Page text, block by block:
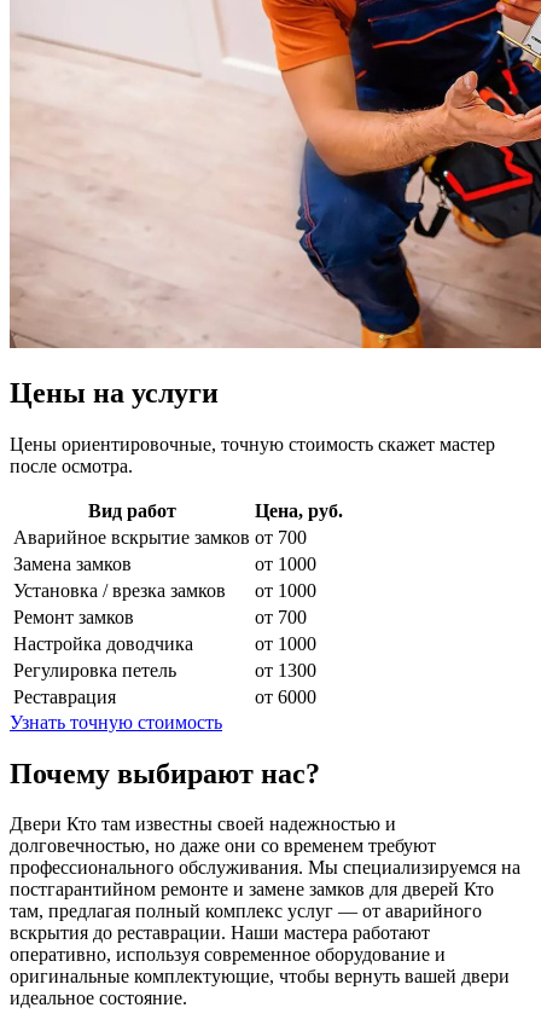
Цены на услуги
Цены ориентировочные, точную стоимость скажет мастер
после осмотра.
Вид работ
Цена, руб.
Аварийное вскрытие замков от 700
Замена замков
от 1000
Установка / врезка замков
от 1000
Ремонт замков
от 700
Настройка доводчика
от 1000
Регулировка петель
от 1300
Реставрация
от 6000
Узнать точную стоимость
Почему выбирают нас?
Двери Кто там известны своей надежностью и
долговечностью, но даже они со временем требуют
профессионального обслуживания. Мы специализируемся на
постгарантийном ремонте и замене замков для дверей Кто
там, предлагая полный комплекс услуг — от аварийного
вскрытия до реставрации. Наши мастера работают
оперативно, используя современное оборудование и
оригинальные комплектующие, чтобы вернуть вашей двери
идеальное состояние.